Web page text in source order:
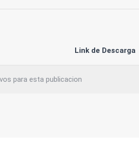
Link de Descarga
para esta publicacion